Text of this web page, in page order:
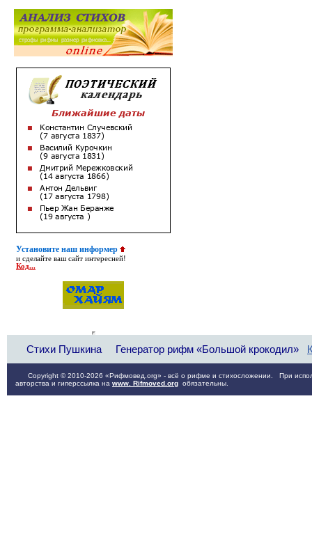
Установите наш информер
и сделайте ваш сайт интересней!
Код...
Стихи Пушкина Генератор рифм «Большой крокодил»
Copyright © 2010-2026 «Рифмовед.org» - всё о рифме и стихосложении. При
авторства и гиперссылка на www. Rifmoved.org обязательны.